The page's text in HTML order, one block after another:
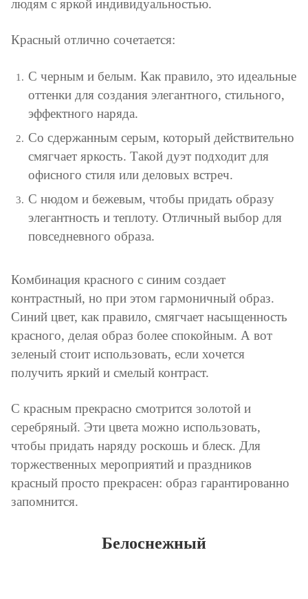
людям с яркой индивидуальностью.
Красный отлично сочетается:
С черным и белым. Как правило, это идеальные
оттенки для создания элегантного, стильного,
эффектного наряда.
Со сдержанным серым, который действительно
смягчает яркость. Такой дуэт подходит для
офисного стиля или деловых встреч.
С нюдом и бежевым, чтобы придать образу
элегантность и теплоту. Отличный выбор для
повседневного образа.
Комбинация красного с синим создает
контрастный, но при этом гармоничный образ.
Синий цвет, как правило, смягчает насыщенность
красного, делая образ более спокойным. А вот
зеленый стоит использовать, если хочется
получить яркий и смелый контраст.
С красным прекрасно смотрится золотой и
серебряный. Эти цвета можно использовать,
чтобы придать наряду роскошь и блеск. Для
торжественных мероприятий и праздников
красный просто прекрасен: образ гарантированно
запомнится.
Белоснежный